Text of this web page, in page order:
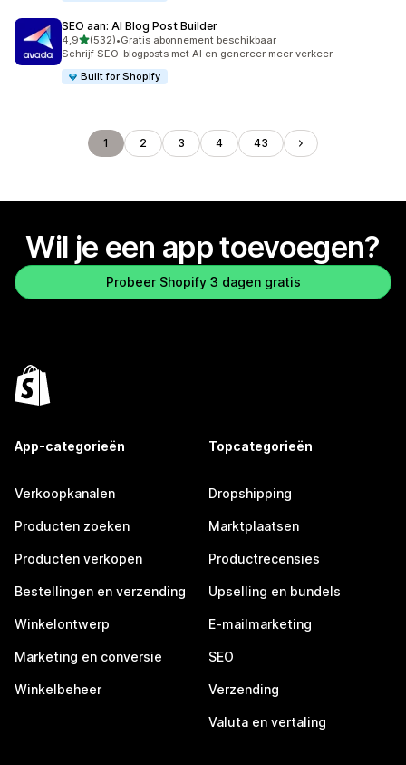
SEO aan: AI Blog Post Builder
4,9van 5 sterren
(532)
532 recensies in totaal
•Gratis abonnement beschikbaar
Schrijf SEO-blogposts met AI en genereer meer verkeer
Built for Shopify
1 2 3 4 43
Wil je een app toevoegen?
Probeer Shopify 3 dagen gratis
App-categorieën
Verkoopkanalen
Producten zoeken
Producten verkopen
Bestellingen en verzending
Winkelontwerp
Marketing en conversie
Winkelbeheer
Topcategorieën
Dropshipping
Marktplaatsen
Productrecensies
Upselling en bundels
E-mailmarketing
SEO
Verzending
Valuta en vertaling